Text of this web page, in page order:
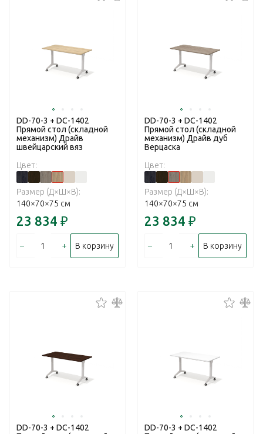
DD-70-3 + DC-1402
Прямой стол (складной
механизм) Драйв
швейцарский вяз
Цвет:
Размер (Д×Ш×В):
140×70×75 см
23 834 ₽
– + В корзину
DD-70-3 + DC-1402
Прямой стол (складной
механизм) Драйв дуб
Верцаска
Цвет:
Размер (Д×Ш×В):
140×70×75 см
23 834 ₽
– + В корзину
DD-70-3 + DC-1402
DD-70-3 + DC-1402